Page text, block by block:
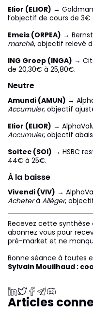
Elior (ELIOR) →
l’objectif de cours de 3€
Emeis (ORPEA) →
marché, objectif relevé
ING Groep (INGA) →
de 20,30€ à 25,80€.
Neutre
Amundi (AMUN) →
Accumuler, objectif
Elior (ELIOR) →
Accumuler, objectif
Soitec (SOI) → HSBC
44€ à 25€.
À la baisse
Vivendi (VIV) →
Acheterà Alléger,
Recevez cette
abonnez vous pour
pré-market et ne
Bonne séance à toutes
Sylvain Mouilhaud :
Articles